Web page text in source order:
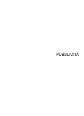
PUBBLICITÀ